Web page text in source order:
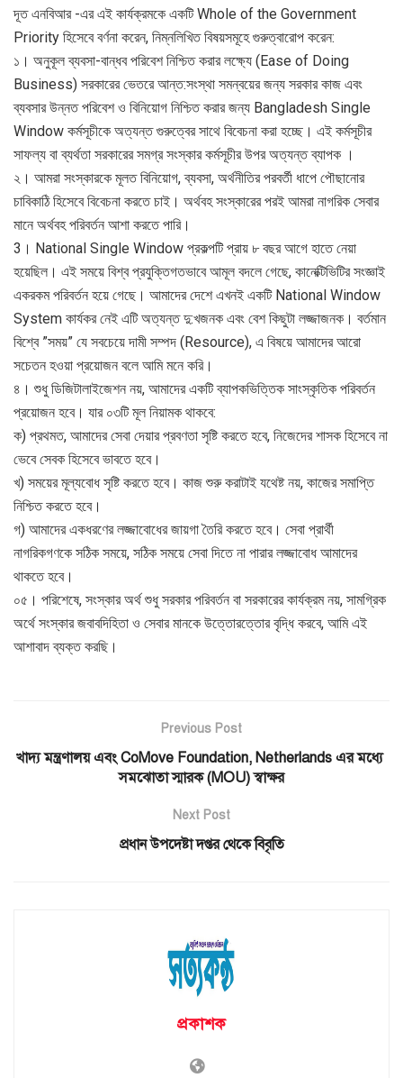
দূত এনবিআর -এর এই কার্যক্রমকে একটি Whole of the Government
Priority হিসেবে বর্ণনা করেন, নিম্নলিখিত বিষয়সমূহে গুরুত্বারোপ করেন:
১। অনুকূল ব্যবসা-বান্ধব পরিবেশ নিশ্চিত করার লক্ষ্যে (Ease of Doing
Business) সরকারের ভেতরে আন্ত:সংস্থা সমন্বয়ের জন্য সরকার কাজ এবং
ব্যবসার উন্নত পরিবেশ ও বিনিয়োগ নিশ্চিত করার জন্য Bangladesh Single
Window কর্মসূচীকে অত্যন্ত গুরুত্বের সাথে বিবেচনা করা হচ্ছে। এই কর্মসূচীর
সাফল্য বা ব্যর্থতা সরকারের সমগ্র সংস্কার কর্মসূচীর উপর অত্যন্ত ব্যাপক ।
২। আমরা সংস্কারকে মূলত বিনিয়োগ, ব্যবসা, অর্থনীতির পরবর্তী ধাপে পৌছানোর
চাবিকাঠি হিসেবে বিবেচনা করতে চাই। অর্থবহ সংস্কারের পরই আমরা নাগরিক সেবার
মানে অর্থবহ পরিবর্তন আশা করতে পারি।
3। National Single Window প্রকল্পটি প্রায় ৮ বছর আগে হাতে নেয়া
হয়েছিল। এই সময়ে বিশ্ব প্রযুক্তিগতভাবে আমূল বদলে গেছে, কানেক্টিভিটির সংজ্ঞাই
একরকম পরিবর্তন হয়ে গেছে। আমাদের দেশে এখনই একটি National Window
System কার্যকর নেই এটি অত্যন্ত দু:খজনক এবং বেশ কিছুটা লজ্জাজনক। বর্তমান
বিশ্বে ”সময়” যে সবচেয়ে দামী সম্পদ (Resource), এ বিষয়ে আমাদের আরো
সচেতন হওয়া প্রয়োজন বলে আমি মনে করি।
৪। শুধু ডিজিটালাইজেশন নয়, আমাদের একটি ব্যাপকভিত্তিক সাংস্কৃতিক পরিবর্তন
প্রয়োজন হবে। যার ০৩টি মূল নিয়ামক থাকবে:
ক) প্রথমত, আমাদের সেবা দেয়ার প্রবণতা সৃষ্টি করতে হবে, নিজেদের শাসক হিসেবে না
ভেবে সেবক হিসেবে ভাবতে হবে।
খ) সময়ের মূল্যবোধ সৃষ্টি করতে হবে। কাজ শুরু করাটাই যথেষ্ট নয়, কাজের সমাপ্তি
নিশ্চিত করতে হবে।
গ) আমাদের একধরণের লজ্জাবোধের জায়গা তৈরি করতে হবে। সেবা প্রার্থী
নাগরিকগণকে সঠিক সময়ে, সঠিক সময়ে সেবা দিতে না পারার লজ্জাবোধ আমাদের
থাকতে হবে।
০৫। পরিশেষে, সংস্কার অর্থ শুধু সরকার পরিবর্তন বা সরকারের কার্যক্রম নয়, সামগ্রিক
অর্থে সংস্কার জবাবদিহিতা ও সেবার মানকে উত্তোরত্তোর বৃদ্ধি করবে, আমি এই
আশাবাদ ব্যক্ত করছি।
Previous Post
খাদ্য মন্ত্রণালয় এবং CoMove Foundation, Netherlands এর মধ্যে
সমঝোতা স্মারক (MOU) স্বাক্ষর
Next Post
প্রধান উপদেষ্টা দপ্তর থেকে বিবৃতি
প্রকাশক